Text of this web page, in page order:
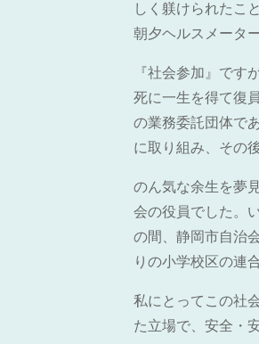
しく躾けられたこ
朝夕ヘルスメータ
『社会参加』です
死に一生を得て復
の業務委託団体で
に取り組み、その
のん気な余生を夢
会の役員でした。
の間、静岡市自治
りの小学校区の連
私にとってこの社
た立場で、安全・